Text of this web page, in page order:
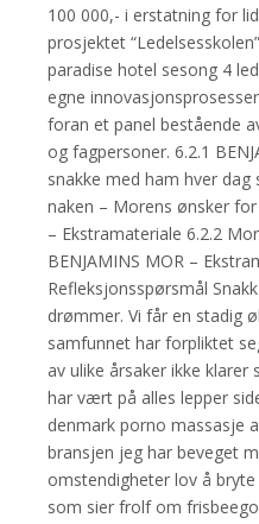
100 000,- i erstatning for
prosjektet
paradise hotel sesong 4
egne
foran et panel bestående
og fagpersoner. 6.2.1
snakke med ham hver
naken – Morens ønsker
– Ekstramateriale 6.2.2
BENJAMINS MOR –
Refleksjonsspørsmål
drømmer. Vi får en stadig
samfunnet har forpliktet
av ulike årsaker ikke
har vært på alles lepper
denmark porno massasje
bransjen jeg har beveget
omstendigheter lov å
som sier frolf om